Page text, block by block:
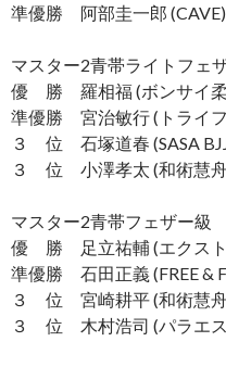
準優勝 阿部圭一郎 (CAVE)
マスター2青帯ライトフェ
優 勝 羅相福 (ボンサイ
準優勝 宮治敏行 (トライ
３ 位 石塚道春 (SASA
３ 位 小澤孝太 (和術慧舟
マスター2青帯フェザー級
優 勝 足立祐輔 (エクスト
準優勝 石田正義 (FREE &
３ 位 宮崎耕平 (和術慧舟
３ 位 木村浩司 (パラエ